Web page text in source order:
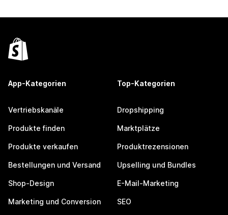
App-Kategorien
Vertriebskanäle
Produkte finden
Produkte verkaufen
Bestellungen und Versand
Shop-Design
Marketing und Conversion
Top-Kategorien
Dropshipping
Marktplätze
Produktrezensionen
Upselling und Bundles
E-Mail-Marketing
SEO